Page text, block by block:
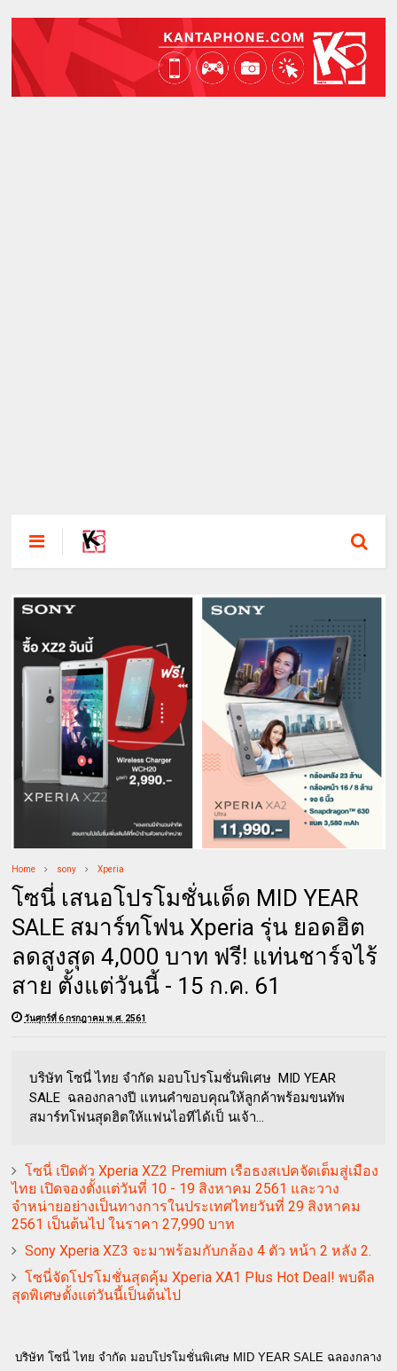
Home sony Xperia
โซนี่ เสนอโปรโมชั่นเด็ด MID YEAR
SALE สมาร์ทโฟน Xperia รุ่น ยอดฮิต
ลดสูงสุด 4,000 บาท ฟรี! แท่นชาร์จไร้
สาย ตั้งแต่วันนี้ - 15 ก.ค. 61
วันศุกร์ที่ 6 กรกฎาคม พ.ศ. 2561
บริษัท โซนี่ ไทย จำกัด มอบโปรโมชั่นพิเศษ MID YEAR
SALE ฉลองกลางปี แทนคำขอบคุณให้ลูกค้าพร้อมขนทัพ
สมาร์ทโฟนสุดฮิตให้แฟนไอทีได้เป็ นเจ้า...
โซนี่ เปิดตัว Xperia XZ2 Premium เรือธงสเปคจัดเต็มสู่เมือง
ไทย เปิดจองตั้งแต่วันที่ 10 - 19 สิงหาคม 2561 และวาง
จำหน่ายอย่างเป็นทางการในประเทศไทยวันที่ 29 สิงหาคม
2561 เป็นต้นไป ในราคา 27,990 บาท
Sony Xperia XZ3 จะมาพร้อมกับกล้อง 4 ตัว หน้า 2 หลัง 2.
โซนี่จัดโปรโมชั่นสุดคุ้ม Xperia XA1 Plus Hot Deal! พบดีล
สุดพิเศษตั้งแต่วันนี้เป็นต้นไป
บริษัท โซนี่ ไทย จำกัด มอบโปรโมชั่นพิเศษ MID YEAR SALE ฉลองกลาง